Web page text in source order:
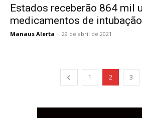
Estados receberão 864 mil
medicamentos de intubação
Manaus Alerta - 29 de abril de 2021
1 2 3